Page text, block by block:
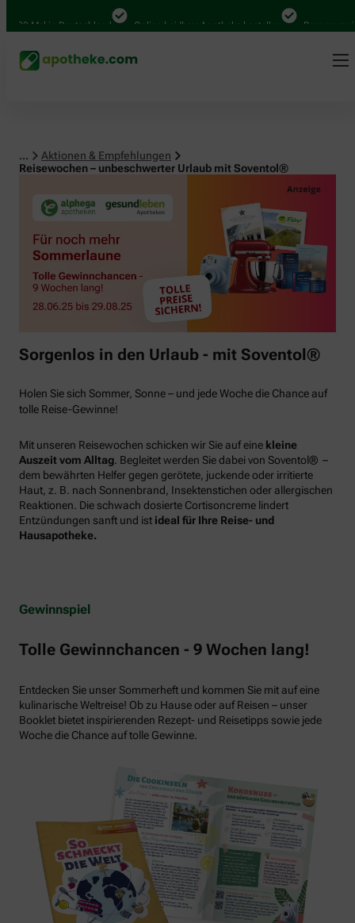
Mal in Deutschland Online bei Ihrer Apotheke bestellen Bequem
...
Aktionen & Empfehlungen
Reisewochen – unbeschwerter Urlaub mit Soventol®
Sorgenlos in den Urlaub - mit Soventol®
Holen Sie sich Sommer, Sonne – und jede Woche die Chance auf
tolle Reise-Gewinne!
Mit unseren Reisewochen schicken wir Sie auf eine kleine
Auszeit vom Alltag . Begleitet werden Sie dabei von Soventol® –
dem bewährten Helfer gegen gerötete, juckende oder irritierte
Haut, z. B. nach Sonnenbrand, Insektenstichen oder allergischen
Reaktionen. Die schwach dosierte Cortisoncreme lindert
Entzündungen sanft und ist ideal für Ihre Reise- und
Hausapotheke.
Gewinnspiel
Tolle Gewinnchancen - 9 Wochen lang!
Entdecken Sie unser Sommerheft und kommen Sie mit auf eine
kulinarische Weltreise! Ob zu Hause oder auf Reisen – unser
Booklet bietet inspirierenden Rezept- und Reisetipps sowie jede
Woche die Chance auf tolle Gewinne.